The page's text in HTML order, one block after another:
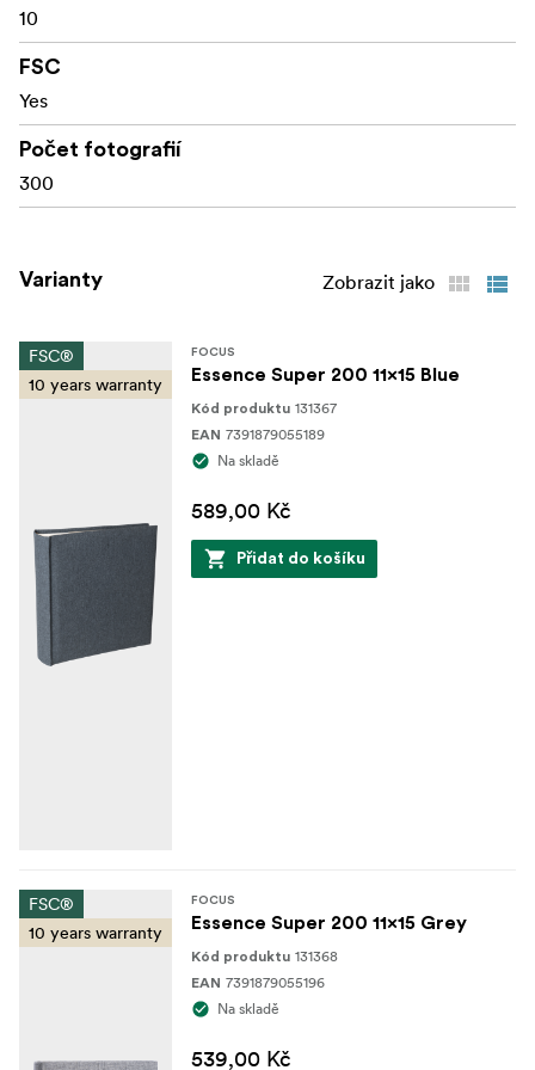
Toto album nabízí krásný a efektivní způsob archivace
vašich příběhů, takže je ideální pro rodinné kroniky,
sbírky událostí nebo cestovatelské seriály.
Vyrobeno z materiálů s certifikací FSC®, licenční kód
FSC-C211920, tento produkt je udržitelnou volbou, která
pomáhá chránit naše lesy.
10
FSC
Yes
Počet fotografií
300
Varianty Zobrazit jako
FSC®
10 years warranty
FOCUS
Essence Super 200 11x15 Blue
Kód produktu 131367
EAN 7391879055189
Na skladě
589,00 Kč
Přidat do košíku
FSC®
10 years warranty
FOCUS
Essence Super 200 11x15 Grey
Kód produktu 131368
EAN 7391879055196
Na skladě
539,00 Kč